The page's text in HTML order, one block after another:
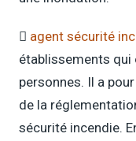
 agent sécurité
établissements qui
personnes. Il a
de la
sécurité incendie.